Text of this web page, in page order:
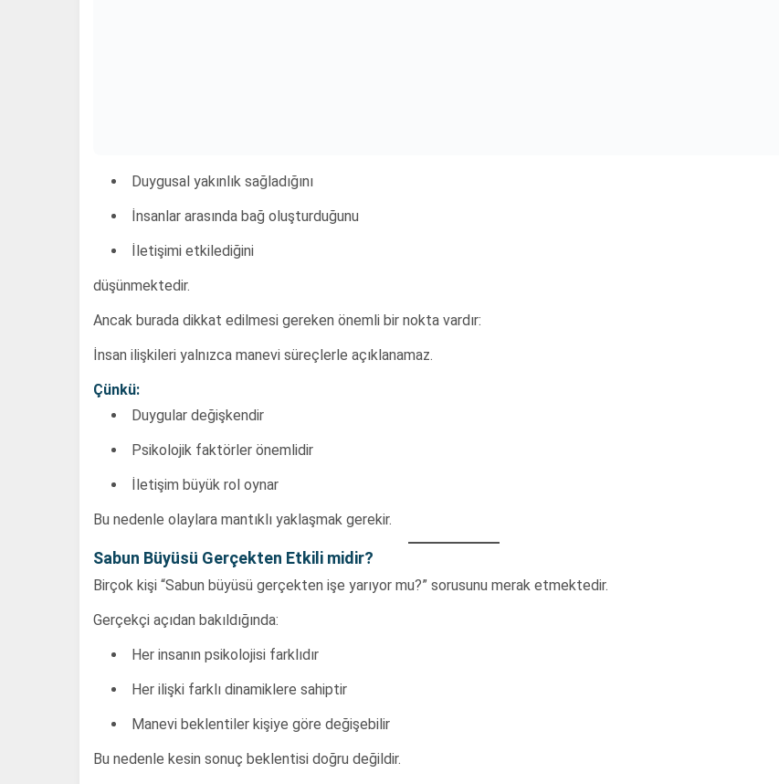
Duygusal yakınlık sağladığını
İnsanlar arasında bağ oluşturduğunu
İletişimi etkilediğini
düşünmektedir.
Ancak burada dikkat edilmesi gereken önemli bir nokta vardır:
İnsan ilişkileri yalnızca manevi süreçlerle açıklanamaz.
Çünkü:
Duygular değişkendir
Psikolojik faktörler önemlidir
İletişim büyük rol oynar
Bu nedenle olaylara mantıklı yaklaşmak gerekir.
Sabun Büyüsü Gerçekten Etkili midir?
Birçok kişi “Sabun büyüsü gerçekten işe yarıyor mu?” sorusunu merak etmektedir.
Gerçekçi açıdan bakıldığında:
Her insanın psikolojisi farklıdır
Her ilişki farklı dinamiklere sahiptir
Manevi beklentiler kişiye göre değişebilir
Bu nedenle kesin sonuç beklentisi doğru değildir.